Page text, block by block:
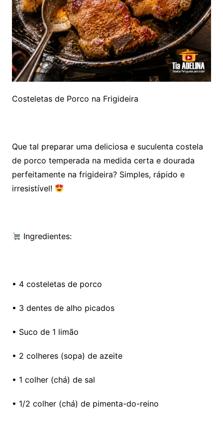
Costeletas de Porco na Frigideira
Que tal preparar uma deliciosa e suculenta costela
de porco temperada na medida certa e dourada
perfeitamente na frigideira? Simples, rápido e
irresistível!
Ingredientes:
• 4 costeletas de porco
• 3 dentes de alho picados
• Suco de 1 limão
• 2 colheres (sopa) de azeite
• 1 colher (chá) de sal
• 1/2 colher (chá) de pimenta-do-reino